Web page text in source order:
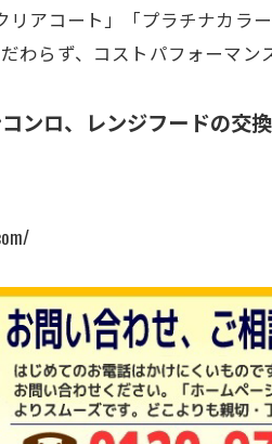
クリアコート」「プラチナカラ
わらず、コストパフォーマ
ンロ、レンジフードの交